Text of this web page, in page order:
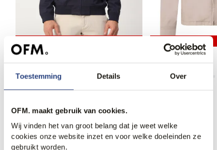
Toestemming Details Over
OFM. maakt gebruik van cookies.
Wij vinden het van groot belang dat je weet welke
cookies onze website inzet en voor welke doeleinden ze
gebruikt worden.
Campbell Cullum Jack
159,99
79,95
Aspesi Jack
360,00
215,95
Anderen bekeken ook